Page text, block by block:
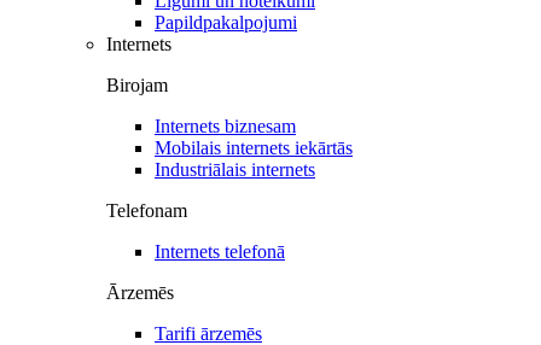
Papildpakalpojumi
Internets
Birojam
Internets biznesam
Mobilais internets iekārtās
Industriālais internets
Telefonam
Internets telefonā
Ārzemēs
Tarifi ārzemēs